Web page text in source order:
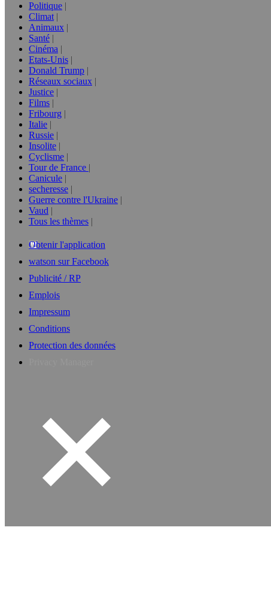
Politique
Climat
Animaux
Santé
Cinéma
Etats-Unis
Donald Trump
Réseaux sociaux
Justice
Films
Fribourg
Italie
Russie
Insolite
Cyclisme
Tour de France
Canicule
secheresse
Guerre contre l'Ukraine
Vaud
Tous les thèmes
Obtenir l'application
watson sur Facebook
Publicité / RP
Emplois
Impressum
Conditions
Protection des données